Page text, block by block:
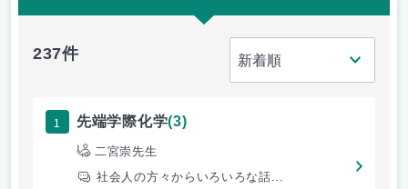
237件
1 先端学際化学(3)
二宮崇先生
社会人の方々からいろいろな話...